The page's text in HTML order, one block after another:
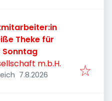
Theke für
Sonntag
m.b.H.
Veröffentlicht
7.8.2026